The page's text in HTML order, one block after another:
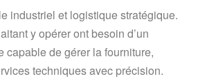
industriel et logistique stratégique.
y opérer ont besoin d’un
capable de gérer la fourniture,
techniques avec précision.